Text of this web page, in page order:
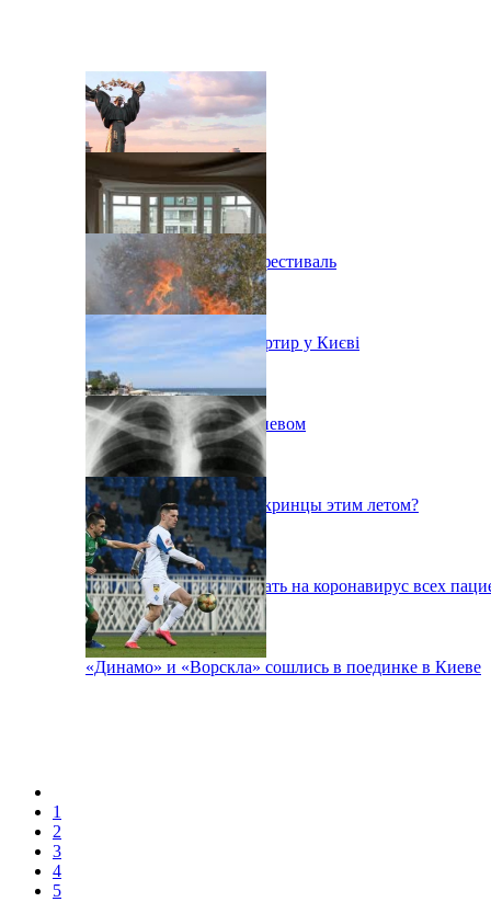
В Киеве состоится эко-фестиваль
Ситуація з орендою квартир у Києві
Пожар на свалке под Киевом
Куда поедут отдыхать укринцы этим летом?
В Киеве будут тестировать на коронавирус всех
«Динамо» и «Ворскла» сошлись в поединке в Киеве
1
2
3
4
5